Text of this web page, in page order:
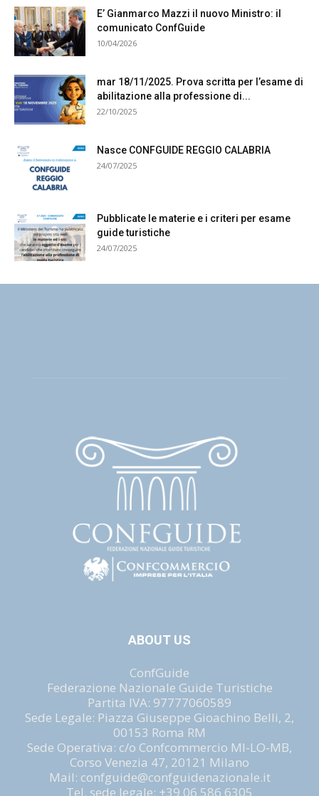
E’ Gianmarco Mazzi il nuovo Ministro: il
comunicato ConfGuide
10/04/2026
mar 18/11/2025. Prova scritta per l’esame di
abilitazione alla professione di...
22/10/2025
Nasce CONFGUIDE REGGIO CALABRIA
24/07/2025
Pubblicate le materie e i criteri per esame
guide turistiche
24/07/2025
ABOUT US
ConfGuide
Federazione Nazionale Guide Turistiche
Partita IVA: 97777060589
Sede Legale: Piazza Giuseppe Gioachino Belli, 2,
00153 Roma RM
Sede Operativa: c/o Confcommercio MI-LO-MB,
Corso Venezia 47, 20121 Milano
Mail: confguide@confguidenazionale.it
Tel. sede legale: +39 06 586 6305